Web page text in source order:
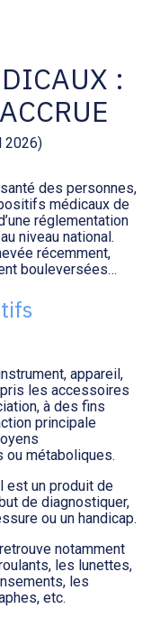
:
2026)
des personnes,
médicaux de
réglementation
niveau national.
récemment,
bouleversées…
appareil,
les accessoires
à des fins
principale
ou métaboliques.
est un produit de
de diagnostiquer,
ou un handicap.
notamment
les lunettes,
les
etc.